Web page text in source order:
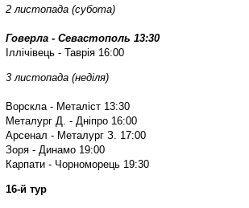
2 листопада (субота)
Говерла - Севастополь 13:30
Іллічівець - Таврія 16:00
3 листопада (неділя)
Ворскла - Металіст 13:30
Металург Д. - Дніпро 16:00
Арсенал - Металург З. 17:00
Зоря - Динамо 19:00
Карпати - Чорноморець 19:30
16-й тур